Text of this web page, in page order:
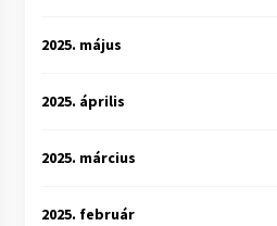
2025. május
2025. április
2025. március
2025. február